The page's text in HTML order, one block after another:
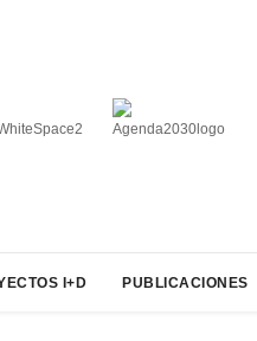
I+D PUBLICACIONES